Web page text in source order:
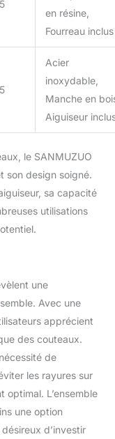
de 8
7 pouces, un
de 5
couteau
de
de
parfait pour
et
fruits, du
du
sans
ose innover,
fabrication
et la force
de la
moderne, et
des
soumis à un
en résine,
Fourreau inclus
Acier
inoxydable,
Manche en
Aiguiseur
le SANMUZUO
son design soigné.
sa capacité
utilisations
une
Avec une
apprécient
des couteaux.
de
les rayures sur
optimal. L’ensemble
une option
d’investir